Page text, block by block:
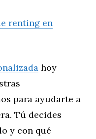
renting en
hoy
para ayudarte a
Tú decides
y con qué